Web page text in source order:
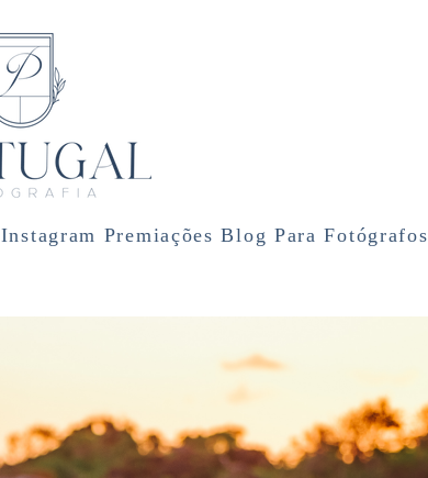
Instagram Premiações Blog Para Fotógrafos